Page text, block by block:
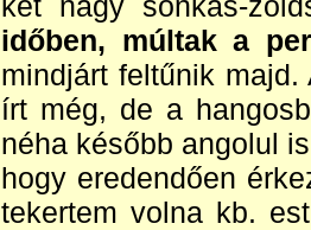
időben, múltak a
mindjárt feltűnik
írt még, de a
néha később angolul
hogy eredendően
tekertem volna kb.